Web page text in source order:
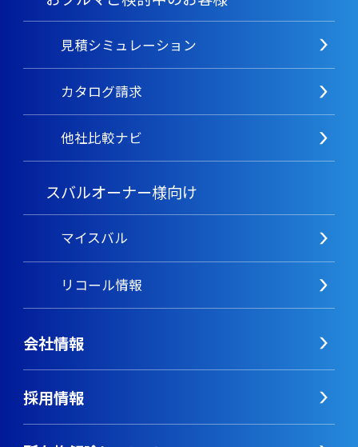
見積シミュレーション
カタログ請求
他社比較ナビ
スバルオーナー様向け
マイスバル
リコール情報
会社情報
採用情報